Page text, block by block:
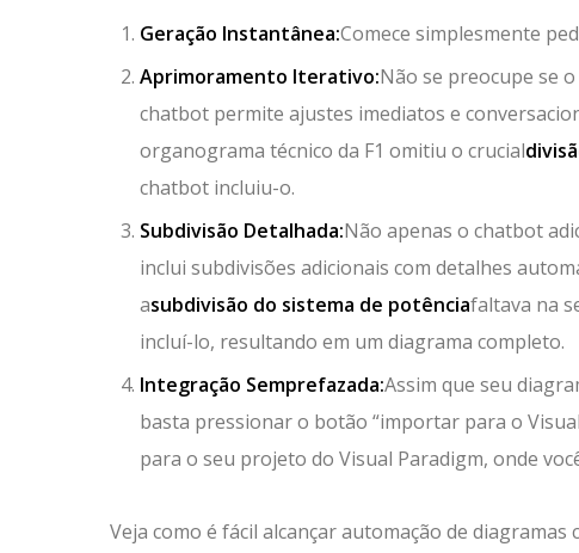
Geração Instantânea:Comece simplesmente
Aprimoramento Iterativo:Não se preocupe se
chatbot permite ajustes imediatos e
organograma técnico da F1 omitiu o crucial
chatbot incluiu-o.
Subdivisão Detalhada:Não apenas o chatbot
inclui subdivisões adicionais com detalhes
asubdivisão do sistema de potênciafaltava na
incluí-lo, resultando em um diagrama completo.
Integração Semprefazada:Assim que seu
basta pressionar o botão “importar para o
para o seu projeto do Visual Paradigm, onde
Veja como é fácil alcançar automação de